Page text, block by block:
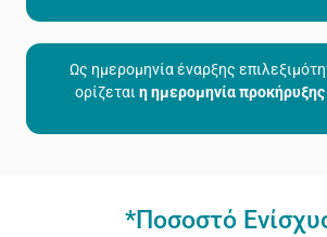
Ως ημερομηνία έναρξης
ορίζεται η ημερομηνία
*Ποσοστό